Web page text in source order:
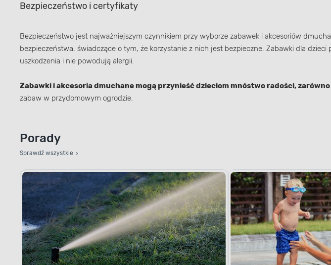
Bezpieczeństwo i certyfikaty
Bezpieczeństwo jest najważniejszym czynnikiem przy wyborze zabawek i akcesoriów
bezpieczeństwa, świadczące o tym, że korzystanie z nich jest bezpieczne. Zabawki dla
uszkodzenia i nie powodują alergii.
Zabawki i akcesoria dmuchane mogą przynieść dzieciom mnóstwo radości,
zabaw w przydomowym ogrodzie.
Porady
Sprawdź wszystkie